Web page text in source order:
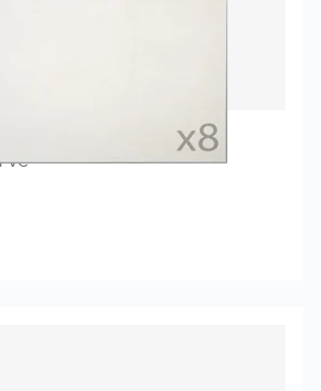
wandtegels (8 tegels)
PVC